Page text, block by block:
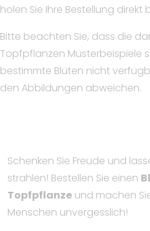
holen Sie Ihre Bestellung direkt
Bitte beachten Sie, dass die
Topfpflanzen Musterbeispiele
bestimmte Blüten nicht
den Abbildungen abweichen.
Schenken Sie Freude und
strahlen! Bestellen Sie einen
Topfpflanzeund machen
Menschen unvergesslich!